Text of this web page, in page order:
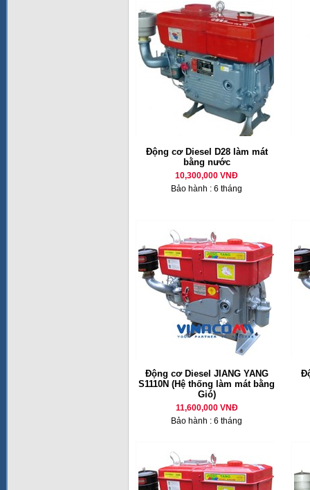
Động cơ Diesel D28 làm mát
bằng nước
10,300,000 VNĐ
Bảo hành : 6 tháng
Động cơ Diesel JIANG YANG
S1110N (Hệ thống làm mát bằng
Gió)
11,600,000 VNĐ
Bảo hành : 6 tháng